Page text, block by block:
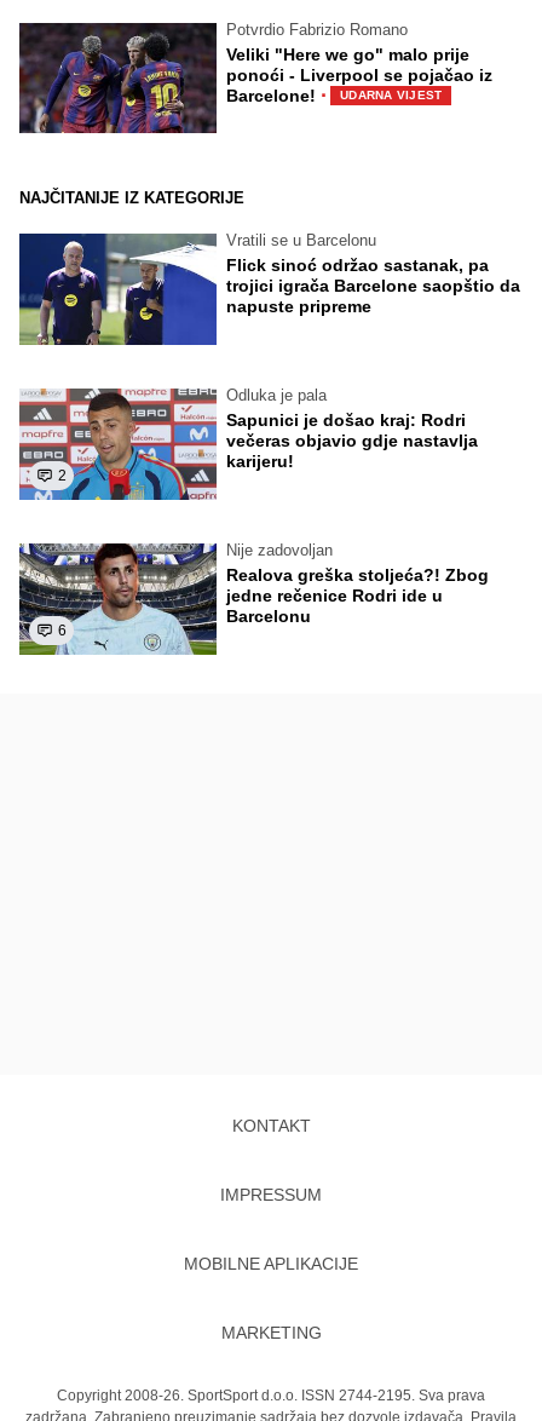
Potvrdio Fabrizio Romano
Veliki "Here we go" malo prije
ponoći - Liverpool se pojačao iz
Barcelone! · UDARNA VIJEST
NAJČITANIJE IZ KATEGORIJE
Vratili se u Barcelonu
Flick sinoć održao sastanak, pa
trojici igrača Barcelone saopštio da
napuste pripreme
2
Odluka je pala
Sapunici je došao kraj: Rodri
večeras objavio gdje nastavlja
karijeru!
6
Nije zadovoljan
Realova greška stoljeća?! Zbog
jedne rečenice Rodri ide u
Barcelonu
KONTAKT
IMPRESSUM
MOBILNE APLIKACIJE
MARKETING
Copyright 2008-26. SportSport d.o.o. ISSN 2744-2195. Sva prava